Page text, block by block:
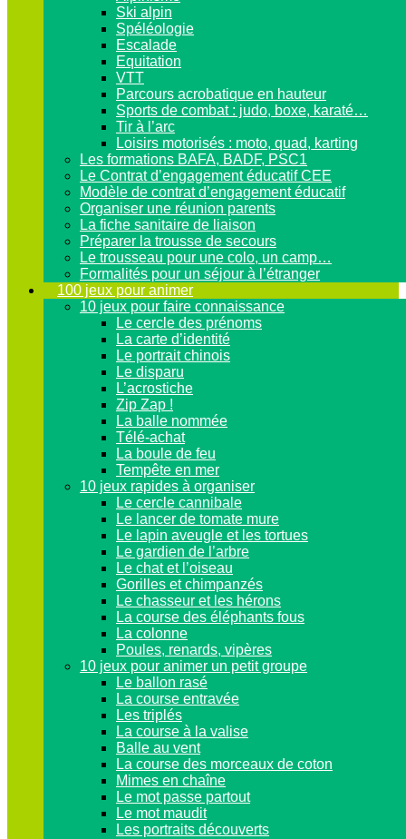
Ski alpin
Spéléologie
Escalade
Equitation
VTT
Parcours acrobatique en hauteur
Sports de combat : judo, boxe, karaté…
Tir à l’arc
Loisirs motorisés : moto, quad, karting
Les formations BAFA, BADF, PSC1
Le Contrat d’engagement éducatif CEE
Modèle de contrat d’engagement éducatif
Organiser une réunion parents
La fiche sanitaire de liaison
Préparer la trousse de secours
Le trousseau pour une colo, un camp…
Formalités pour un séjour à l’étranger
100 jeux pour animer
10 jeux pour faire connaissance
Le cercle des prénoms
La carte d’identité
Le portrait chinois
Le disparu
L’acrostiche
Zip Zap !
La balle nommée
Télé-achat
La boule de feu
Tempête en mer
10 jeux rapides à organiser
Le cercle cannibale
Le lancer de tomate mure
Le lapin aveugle et les tortues
Le gardien de l’arbre
Le chat et l’oiseau
Gorilles et chimpanzés
Le chasseur et les hérons
La course des éléphants fous
La colonne
Poules, renards, vipères
10 jeux pour animer un petit groupe
Le ballon rasé
La course entravée
Les triplés
La course à la valise
Balle au vent
La course des morceaux de coton
Mimes en chaîne
Le mot passe partout
Le mot maudit
Les portraits découverts